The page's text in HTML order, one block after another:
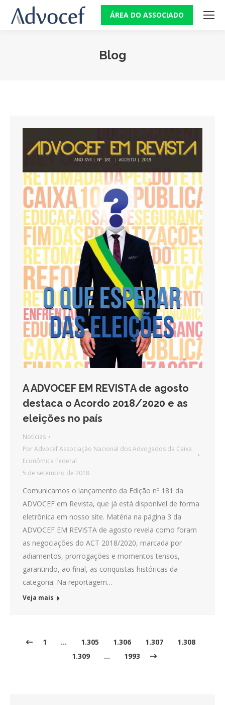
ÁREA DO ASSOCIADO
Blog
A ADVOCEF EM REVISTA de agosto
destaca o Acordo 2018/2020 e as
eleições no país
Notícias
PorAdvocef Associação Nacional dos Advogados da Caixa
Econômica Federal
5 de setembro de 2018
Comunicamos o lançamento da Edição nº 181 da
ADVOCEF em Revista, que já está disponível de forma
eletrônica em nosso site. Matéria na página 3 da
ADVOCEF EM REVISTA de agosto revela como foram
as negociações do ACT 2018/2020, marcada por
adiamentos, prorrogações e momentos tensos,
garantindo, ao final, as conquistas históricas da
categoria. Na reportagem…
Veja mais
1 … 1.305 1.306 1.307
1.308
1.309
… 1993